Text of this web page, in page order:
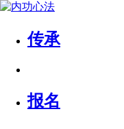
传承
报名